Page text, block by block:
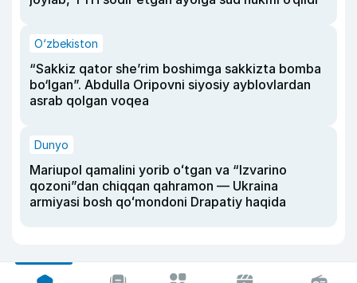
O‘zbekiston
“Sakkiz qator she’rim boshimga sakkizta bomba
bo‘lgan”. Abdulla Oripovni siyosiy ayblovlardan
asrab qolgan voqea
Dunyo
Mariupol qamalini yorib oʻtgan va “Izvarino
qozoni”dan chiqqan qahramon — Ukraina
armiyasi bosh qoʻmondoni Drapatiy haqida